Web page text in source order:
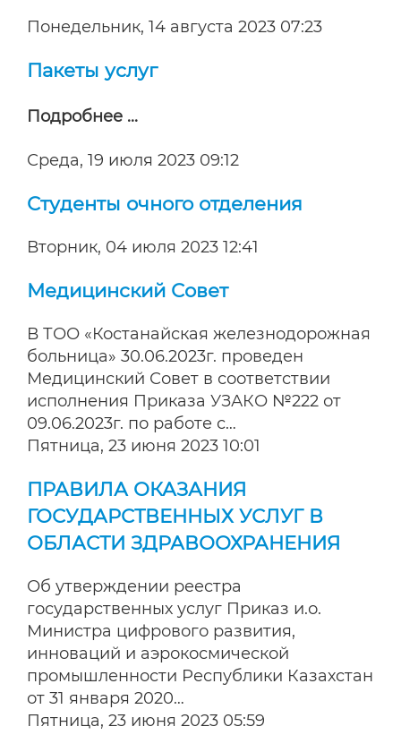
Понедельник, 14 августа 2023 07:23
Пакеты услуг
Подробнее ...
Среда, 19 июля 2023 09:12
Студенты очного отделения
Вторник, 04 июля 2023 12:41
Медицинский Совет
В ТОО «Костанайская железнодорожная
больница» 30.06.2023г. проведен
Медицинский Совет в соответствии
исполнения Приказа УЗАКО №222 от
09.06.2023г. по работе с…
Пятница, 23 июня 2023 10:01
ПРАВИЛА ОКАЗАНИЯ
ГОСУДАРСТВЕННЫХ УСЛУГ В
ОБЛАСТИ ЗДРАВООХРАНЕНИЯ
Об утверждении реестра
государственных услуг Приказ и.о.
Министра цифрового развития,
инноваций и аэрокосмической
промышленности Республики Казахстан
от 31 января 2020…
Пятница, 23 июня 2023 05:59